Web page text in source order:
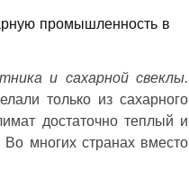
промышленность в
и сахарной свеклы.
только из сахарного
достаточно теплый и
многих странах вместо